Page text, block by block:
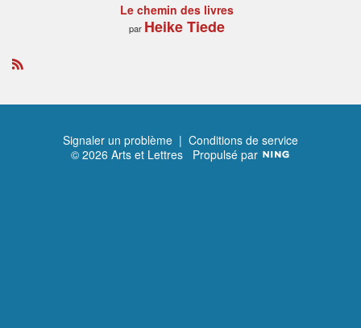
Le chemin des livres
par Heike Tiede
R
Signaler un problème | Conditions de service
© 2026 Arts et Lettres Propulsé par